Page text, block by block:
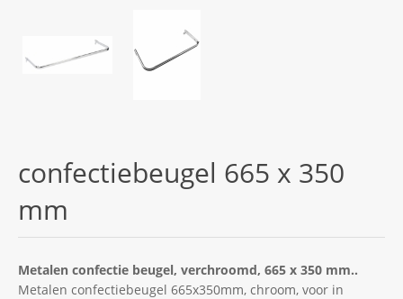
confectiebeugel 665 x 350
mm
Metalen confectie beugel, verchroomd, 665 x 350 mm..
Metalen confectiebeugel 665x350mm, chroom, voor in